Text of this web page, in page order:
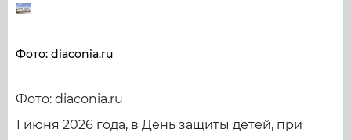
Фото: diaconia.ru
Фото: diaconia.ru
1 июня 2026 года, в День защиты детей, при